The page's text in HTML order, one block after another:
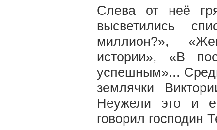
Слева от неё
высветились
миллион?»,
истории», «В
успешным»...
землячки
Неужели это и
говорил господин